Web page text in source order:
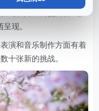
现。
演和音乐制作方面有着
十张新的挑战。